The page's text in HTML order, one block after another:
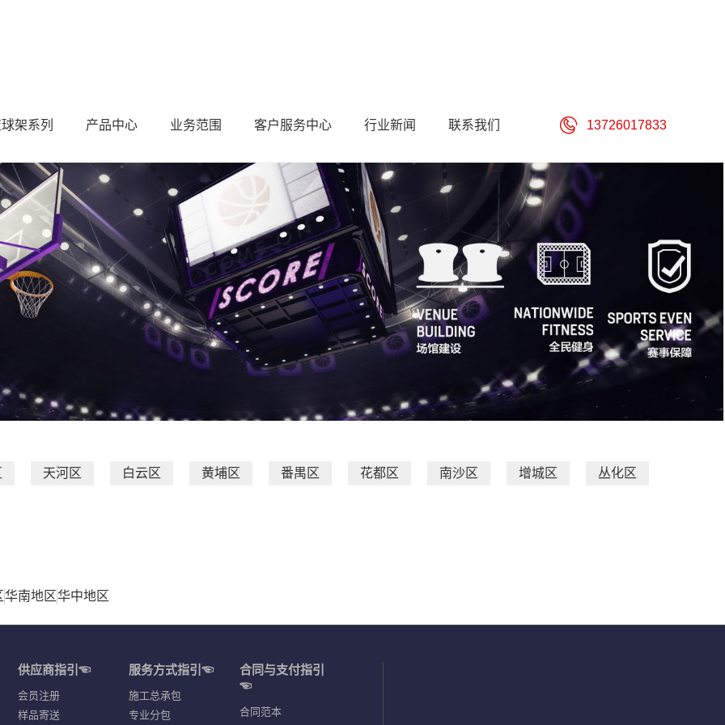
架系列 产品中心 业务范围 客户服务中心 行业新闻 联系我们 13726017833
天河区 白云区 黄埔区 番禺区 花都区 南沙区 增城区 丛化区
华南地区华中地区
供应商指引☜
会员注册
样品寄送
服务方式指引☜
施工总承包
专业分包
合同与支付指引
☜
合同范本